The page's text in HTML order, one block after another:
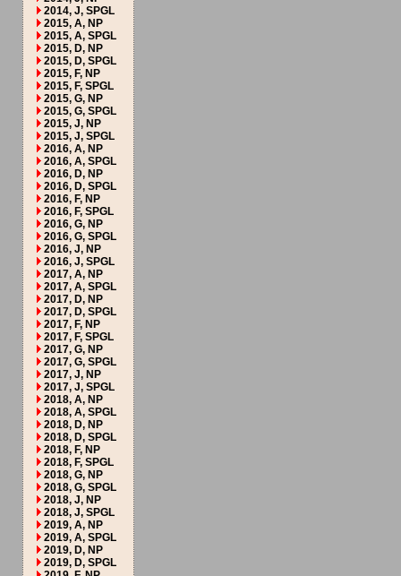
2014, J, SPGL
2015, A, NP
2015, A, SPGL
2015, D, NP
2015, D, SPGL
2015, F, NP
2015, F, SPGL
2015, G, NP
2015, G, SPGL
2015, J, NP
2015, J, SPGL
2016, A, NP
2016, A, SPGL
2016, D, NP
2016, D, SPGL
2016, F, NP
2016, F, SPGL
2016, G, NP
2016, G, SPGL
2016, J, NP
2016, J, SPGL
2017, A, NP
2017, A, SPGL
2017, D, NP
2017, D, SPGL
2017, F, NP
2017, F, SPGL
2017, G, NP
2017, G, SPGL
2017, J, NP
2017, J, SPGL
2018, A, NP
2018, A, SPGL
2018, D, NP
2018, D, SPGL
2018, F, NP
2018, F, SPGL
2018, G, NP
2018, G, SPGL
2018, J, NP
2018, J, SPGL
2019, A, NP
2019, A, SPGL
2019, D, NP
2019, D, SPGL